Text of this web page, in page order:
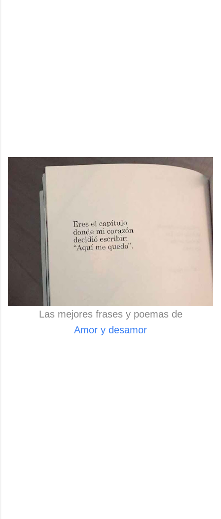
Las mejores frases y poemas de
Amor y desamor